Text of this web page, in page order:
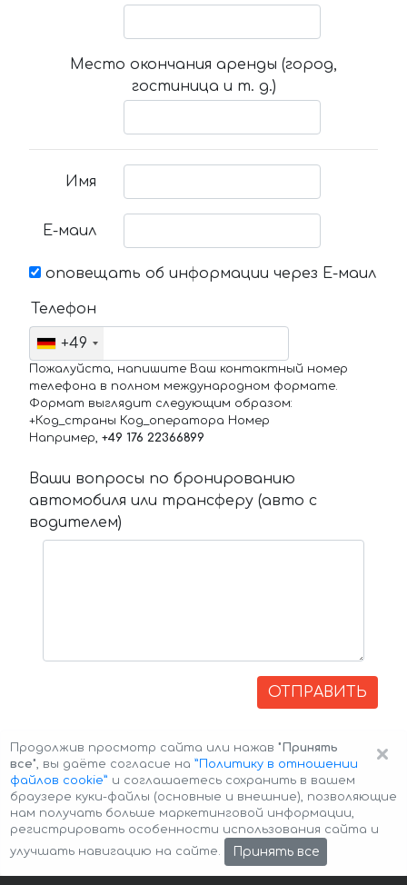
Место окончания аренды (город,
гостиница и т. д.)
Имя
Е-маил
оповещать об информации через Е-маил
Телефон
+49
Пожалуйста, напишите Ваш контактный номер
телефона в полном международном формате.
Формат выглядит следующим образом:
+Код_страны Код_оператора Номер
Например, +49 176 22366899
Ваши вопросы по бронированию
автомобиля или трансферу (авто с
водителем)
ОТПРАВИТЬ
Авторские права © 2026 Авто-Аренда Cookie Policy
×
Продолжив просмотр сайта или нажав "Принять
все", вы даёте согласие на ”Политику в отношении
файлов cookie” и соглашаетесь сохранить в вашем
браузере куки-файлы (основные и внешние), позволяющие
нам получать больше маркетинговой информации,
регистрировать особенности использования сайта и
улучшать навигацию на сайте.
Принять все